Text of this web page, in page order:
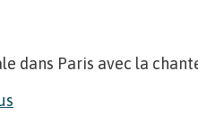
dans Paris avec la